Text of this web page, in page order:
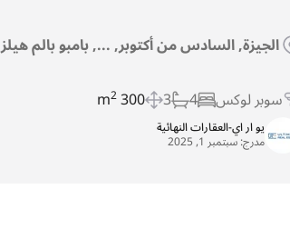
الجيزة, السادس من أكتوبر, ..., بامبو بالم هيلز
سوبر لوكس 4
3
300 m
2
يو ار اي-العقارات النهائية
مدرج:سبتمبر 1, 2025